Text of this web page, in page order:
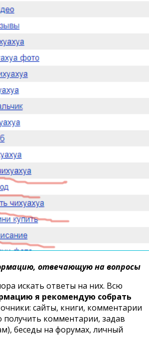
отвечающую на вопросы
искать ответы на них. Всю
я рекомендую собрать
сайты, книги, комментарии
получить комментарии, задав
беседы на форумах, личный